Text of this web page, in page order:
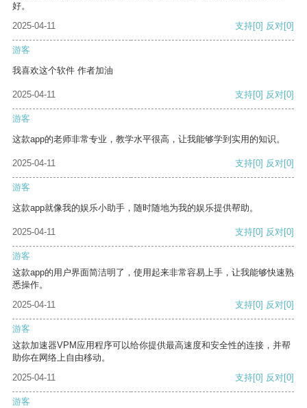
好。
2025-04-11
支持[0] 反对[0]
游客
我喜欢这个软件 作者加油
2025-04-11 支持[0] 反对[0]
游客
这款app的老师非常专业，教学水平很高，让我能够学到实用的知识。
2025-04-11 支持[0] 反对[0]
游客
这款app就像我的娱乐小助手，随时随地为我的娱乐提供帮助。
2025-04-11 支持[0] 反对[0]
游客
这款app的用户界面简洁明了，使用起来非常容易上手，让我能够快速熟
悉操作。
2025-04-11
支持[0] 反对[0]
游客
这款加速器VPM应用程序可以给你提供最高速度和安全性的连接，并帮
助你在网络上自由移动。
2025-04-11
支持[0] 反对[0]
游客